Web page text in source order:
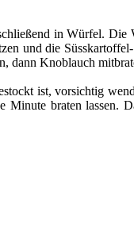
in Würfel. Die
und die Süsskartoffel-
dann Knoblauch
ist, vorsichtig
Minute braten lassen.